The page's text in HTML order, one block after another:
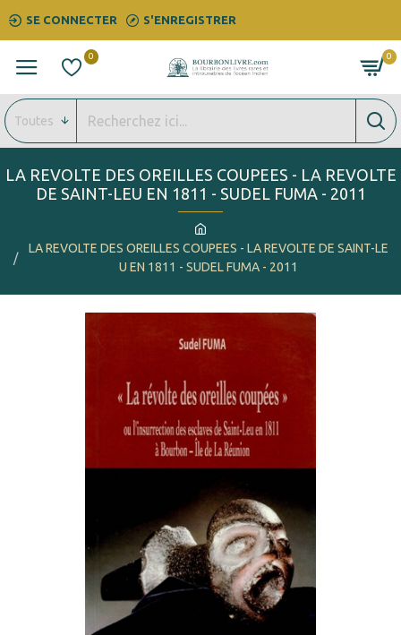
SE CONNECTER S'ENREGISTRER
0 0
Toutes
LA REVOLTE DES OREILLES COUPEES - LA REVOLTE DE SAINT-LE
U EN 1811 - SUDEL FUMA - 2011
LA REVOLTE DES OREILLES COUPEES - LA REVOLTE
DE SAINT-LEU EN 1811 - SUDEL FUMA - 2011